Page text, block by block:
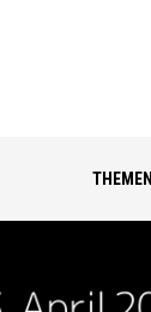
THEMEN